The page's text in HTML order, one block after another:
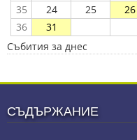
35
24 25 26
36
31
Събития за днес
СЪДЪРЖАНИЕ